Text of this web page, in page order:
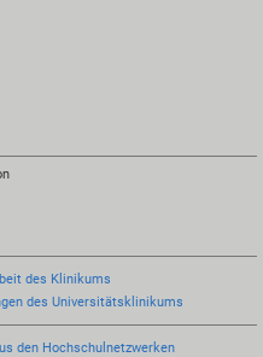
des Klinikums
des Universitätsklinikums
den Hochschulnetzwerken